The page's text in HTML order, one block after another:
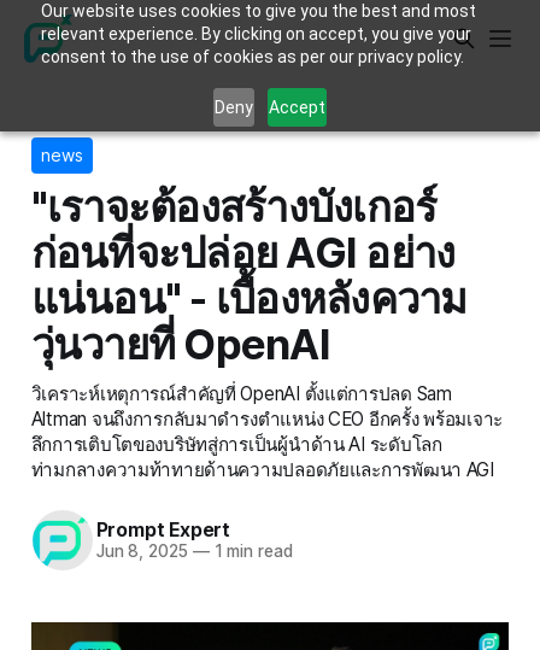
Our website uses cookies to give you the best and most
relevant experience. By clicking on accept, you give your
consent to the use of cookies as per our privacy policy.
Deny Accept
news
"เราจะต้องสร้างบังเกอร์
ก่อนที่จะปล่อย AGI อย่าง
แน่นอน" - เบื้องหลังความ
วุ่นวายที่ OpenAI
วิเคราะห์เหตุการณ์สำคัญที่ OpenAI ตั้งแต่การปลด Sam
Altman จนถึงการกลับมาดำรงตำแหน่ง CEO อีกครั้ง พร้อมเจาะ
ลึกการเติบโตของบริษัทสู่การเป็นผู้นำด้าน AI ระดับโลก
ท่ามกลางความท้าทายด้านความปลอดภัยและการพัฒนา AGI
Prompt Expert
Jun 8, 2025 —1 min read